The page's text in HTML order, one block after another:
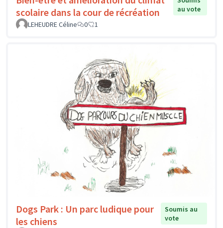
scolaire dans la cour de récréation
au vote
LEHEUDRE Céline
0 1
Dogs Park : Un parc ludique pour
les chiens
Soumis au
vote